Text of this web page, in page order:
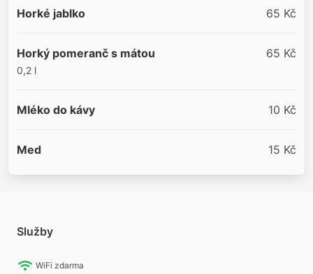
Horké jablko 65 Kč
Horký pomeranč s mátou 65 Kč
0,2 l
Mléko do kávy 10 Kč
Med 15 Kč
Služby
WiFi zdarma